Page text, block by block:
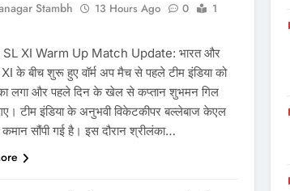
Stambh 13 Hours Ago 0
1
SL XI Warm Up Match Update: भारत और
के बीच शुरू हुए वॉर्म अप मैच से पहले टीम इंडिया को
लगा और पहले दिन के खेल से कप्तान शुभमन गिल
गए। टीम इंडिया के अनुभवी विकेटकीपर बल्लेबाज केएल
कमान सौंपी गई है। इस दौरान श्रीलंका…